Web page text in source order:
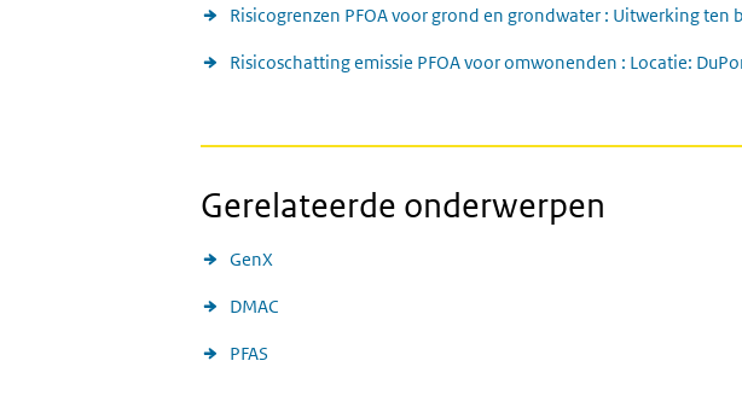
Risicogrenzen PFOA voor grond en grondwater : Uitwerking
Risicoschatting emissie PFOA voor omwonenden : Locatie:
Gerelateerde onderwerpen
GenX
DMAC
PFAS